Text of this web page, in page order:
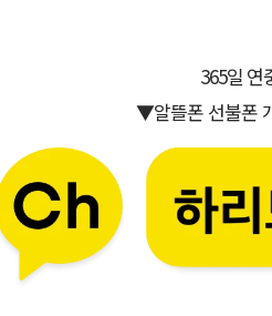
365일 연
▼알뜰폰 선불폰